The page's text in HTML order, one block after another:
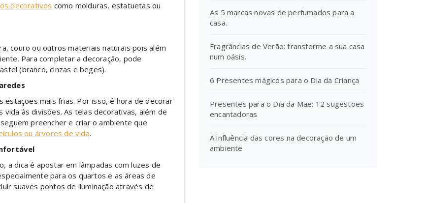
decorativos como molduras, estatuetas ou
couro ou outros materiais naturais pois além
Para completar a decoração, pode
(branco, cinzas e beges).
estações mais frias. Por isso, é hora de decorar
às divisões. As telas decorativas, além de
preencher e criar o ambiente que
ou árvores de vida.
a dica é apostar em lâmpadas com luzes de
para os quartos e as áreas de
suaves pontos de iluminação através de
As 5 marcas novas de perfumados para a
casa.
Fragrâncias de Verão: transforme a sua casa
num oásis.
6 Presentes mágicos para o Dia da Criança
Presentes para o Dia da Mãe: 12 sugestões
encantadoras
A influência das cores na decoração de um
ambiente